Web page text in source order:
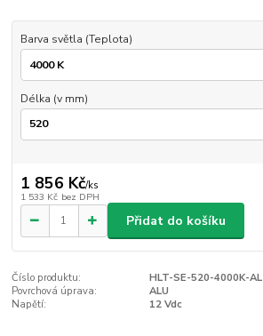
Barva světla (Teplota)
Délka (v mm)
1 856 Kč/ks
1 533 Kč bez DPH
Přidat do košíku
Číslo produktu:
HLT-SE-520-4000K-AL
Povrchová úprava:
ALU
Napětí:
12 Vdc